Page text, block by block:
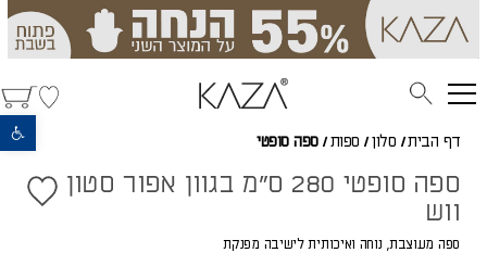
פתח סרגל נגישות
דף הבית/ סלון / ספות / ספה סופטי
ספה סופטי 280 ס"מ בגוון אפור סטון
ווש
ספה מעוצבת, נוחה ואיכותית לישיבה מפנקת